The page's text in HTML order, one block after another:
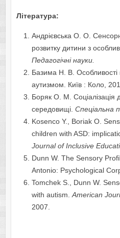
Література:
Андрієвська О. О.
розвитку дитини з
Педагогічні науки.
Базима Н. В. Особливості
аутизмом. Київ : Коло,
Боряк О. М. Соціалізація
середовищі. Спеціальна
Kosenco Y., Boriak O.
children with ASD:
Journal of Inclusive
Dunn W. The Sensory
Antonio: Psychological
Tomchek S., Dunn W.
with autism.American
2007.